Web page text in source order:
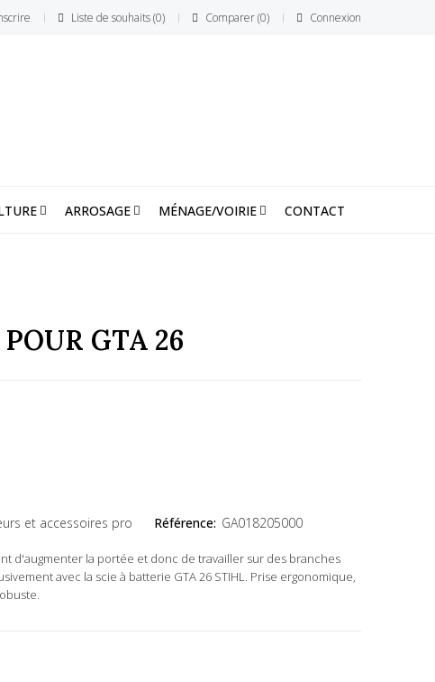
Liste de souhaits 0 Comparer 0 Connexion
ARROSAGE MÉNAGE/VOIRIE CONTACT
GTA 26
et accessoires pro Référence: GA018205000
d'augmenter la portée et donc de travailler sur des branches
avec la scie à batterie GTA 26 STIHL. Prise ergonomique,